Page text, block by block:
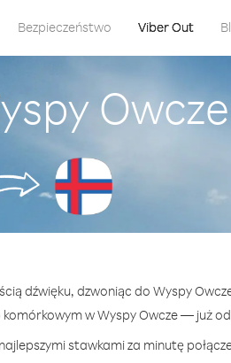
Bezpieczeństwo Viber Out
dźwięku, dzwoniąc do Wyspy
w Wyspy Owcze — już
stawkami za minutę